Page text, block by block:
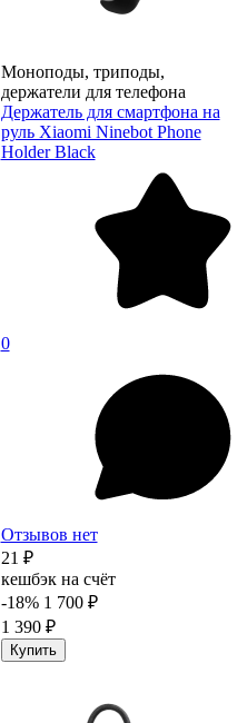
Моноподы, триподы,
держатели для телефона
Держатель для смартфона на
руль Xiaomi Ninebot Phone
Holder Black
0
Отзывов нет
21 ₽
кешбэк на счёт
-18% 1 700 ₽
1 390 ₽
Купить